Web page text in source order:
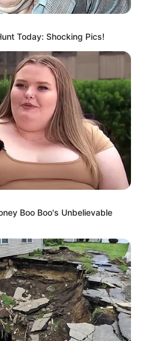
Today: Shocking Pics!
Boo Boo's Unbelievable